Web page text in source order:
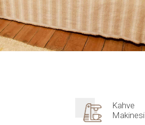
Kahve
Makinesi